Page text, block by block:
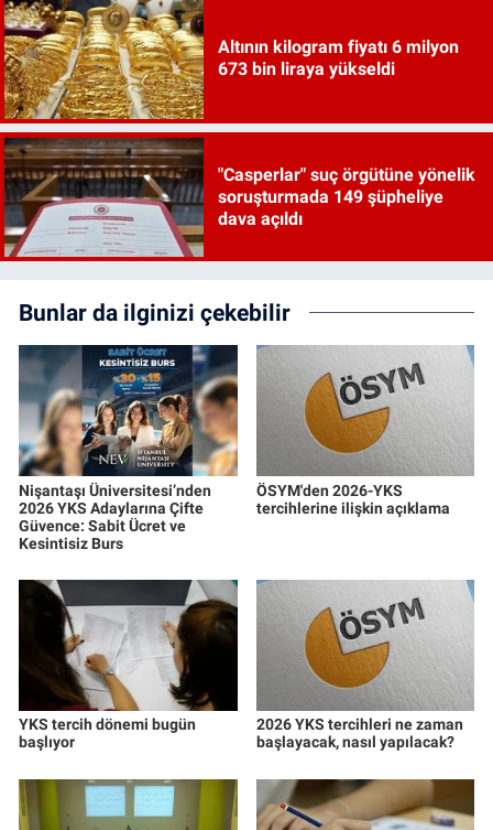
Altının kilogram fiyatı 6 milyon
673 bin liraya yükseldi
"Casperlar" suç örgütüne yönelik
soruşturmada 149 şüpheliye
dava açıldı
Bunlar da ilginizi çekebilir
Nişantaşı Üniversitesi’nden
2026 YKS Adaylarına Çifte
Güvence: Sabit Ücret ve
Kesintisiz Burs
ÖSYM'den 2026-YKS
tercihlerine ilişkin açıklama
YKS tercih dönemi bugün
başlıyor
2026 YKS tercihleri ne zaman
başlayacak, nasıl yapılacak?